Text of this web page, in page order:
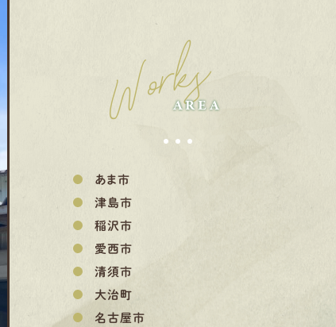
Works
AREA
あま市
津島市
稲沢市
愛西市
清須市
大治町
名古屋市